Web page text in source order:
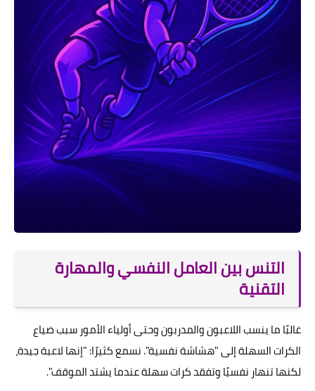
التنس بين العامل النفسي والمهارة
التقنية
غالبًا ما ينسب اللاعبون والمدربون وحتى أولياء الأمور سبب ضياع
الكرات السهلة إلى "هشاشة نفسية". نسمع كثيرًا: "إنها لاعبة جيدة،
لكنها تنهار نفسيًا وتفقد كرات سهلة عندما يشتد الموقف".